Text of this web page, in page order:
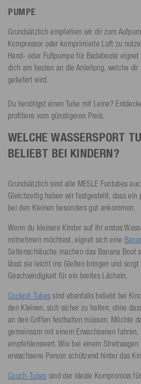
PUMPE
Grundsätzlich empfehlen wir dir zum
Kompressor oder komprimierte Luft zu
Hand- oder Fußpumpe für Badeboote
dich am besten an die Anleitung, welche dir
geliefert wird.
Du benötigst einen Tube mit Leine?
profitiere vom günstigeren Preis.
WELCHE WASSERSPORT
BELIEBT BEI KINDERN?
Grundsätzlich sind alle MESLE Funtubes
Gleichzeitig haben wir festgestellt, dass ein
bei den Kleinen besonders gut ankommen.
Wenn du kleinere Kinder auf ihr erstes
mitnehmen möchtest, eignet sich eine
Seitenschläuche machen das Banana Boot
lässt sie leicht ins Gleiten bringen und
Geschwindigkeit für ein breites Lächeln.
Cockpit-Tubes sind ebenfalls beliebt bei
den Kleinen, sich sicher zu halten, ohne
an den Griffen festhalten müssen. Möchte
gemeinsam mit einem Erwachsenen fahren,
empfehlenswert. Wie bei einem
erwachsene Person schützend hinter das
Couch-Tubes sind der ideale Kompromiss